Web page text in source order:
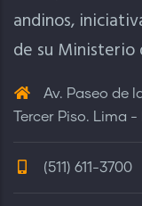
andinos,
de su Ministerio
Av. Paseo de
Tercer Piso. Lima -
(511) 611-3700